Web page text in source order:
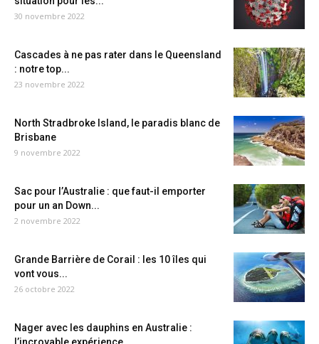
30 novembre 2022
Cascades à ne pas rater dans le Queensland
: notre top...
23 novembre 2022
North Stradbroke Island, le paradis blanc de
Brisbane
9 novembre 2022
Sac pour l’Australie : que faut-il emporter
pour un an Down...
2 novembre 2022
Grande Barrière de Corail : les 10 îles qui
vont vous...
26 octobre 2022
Nager avec les dauphins en Australie :